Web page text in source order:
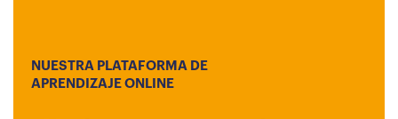
NUESTRA PLATAFORMA DE
APRENDIZAJE ONLINE